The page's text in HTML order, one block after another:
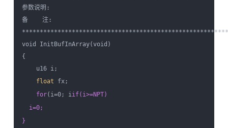
参数说明:
备    注:
void InitBufInArray(void)
{
u16 i;
float fx;
for(i=0; iif(i>=NPT)
i=0;